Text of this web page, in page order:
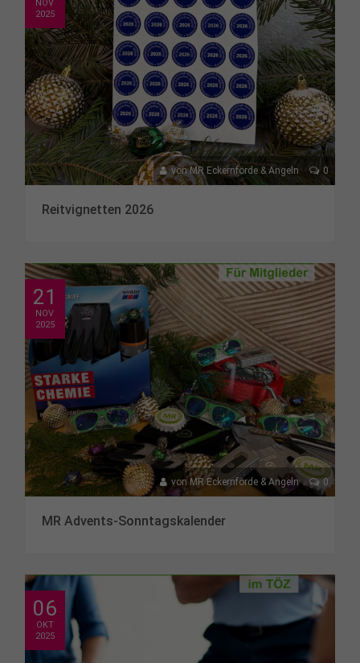
NOV
2025
vonMR Eckernförde & Angeln 0
Reitvignetten 2026
21
NOV
2025
von MR Eckernförde & Angeln 0
MR Advents-Sonntagskalender
06
OKT
2025